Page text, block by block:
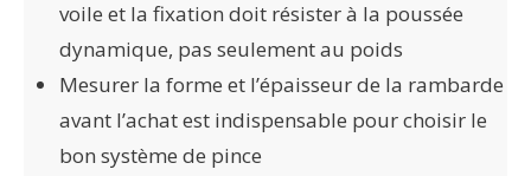
voile et la fixation doit résister à la poussée
dynamique, pas seulement au poids
Mesurer la forme et l’épaisseur de la rambarde
avant l’achat est indispensable pour choisir le
bon système de pince